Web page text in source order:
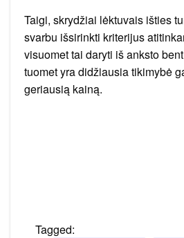
Taigi, skrydžiai lėktuvais išties
svarbu išsirinkti kriterijus
visuomet tai daryti iš anksto
tuomet yra didžiausia tikimybė
geriausią kainą.
Tagged: